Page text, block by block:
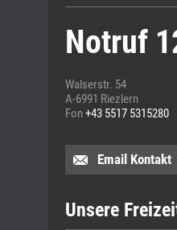
Notruf
Walserstr. 54
A-6991 Riezlern
Fon+43 5517 5315280
Email Kontakt
Unsere